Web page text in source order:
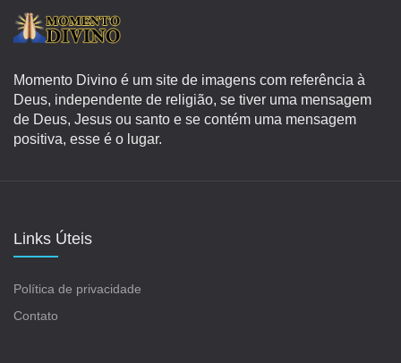
Momento Divino é um site de imagens com referência à
Deus, independente de religião, se tiver uma mensagem
de Deus, Jesus ou santo e se contém uma mensagem
positiva, esse é o lugar.
Links Úteis
Política de privacidade
Contato